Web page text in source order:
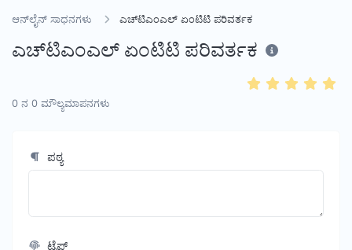
ಆನ್‌ಲೈನ್ ಸಾಧನಗಳು ಎಚ್‌ಟಿಎಂಎಲ್ ಏಂಟಿಟಿ ಪರಿವರ್ತಕ
ಎಚ್‌ಟಿಎಂಎಲ್ ಏಂಟಿಟಿ ಪರಿವರ್ತಕ
0 ನ 0 ಮೌಲ್ಯಮಾಪನಗಳು
ಪಠ್ಯ
ಟೈಪ್